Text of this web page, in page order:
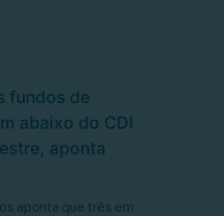
fundos de
abaixo do CDI
aponta
aponta que três em